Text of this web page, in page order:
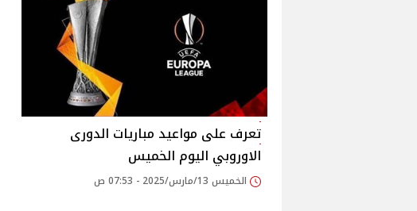
تعرف على مواعيد مباريات الدورى
الاوروبي اليوم الخميس
الخميس 13/مارس/2025 - 07:53 ص